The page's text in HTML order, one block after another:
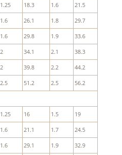
1.25 18.3 1.6 21.5
1.6 26.1 1.8 29.7
1.6 29.8 1.9 33.6
2 34.1 2.1 38.3
2 39.8 2.2 44.2
2.5 51.2 2.5 56.2
1.25 16 1.5 19
1.6 21.1 1.7 24.5
1.6 29.1 1.9 32.9